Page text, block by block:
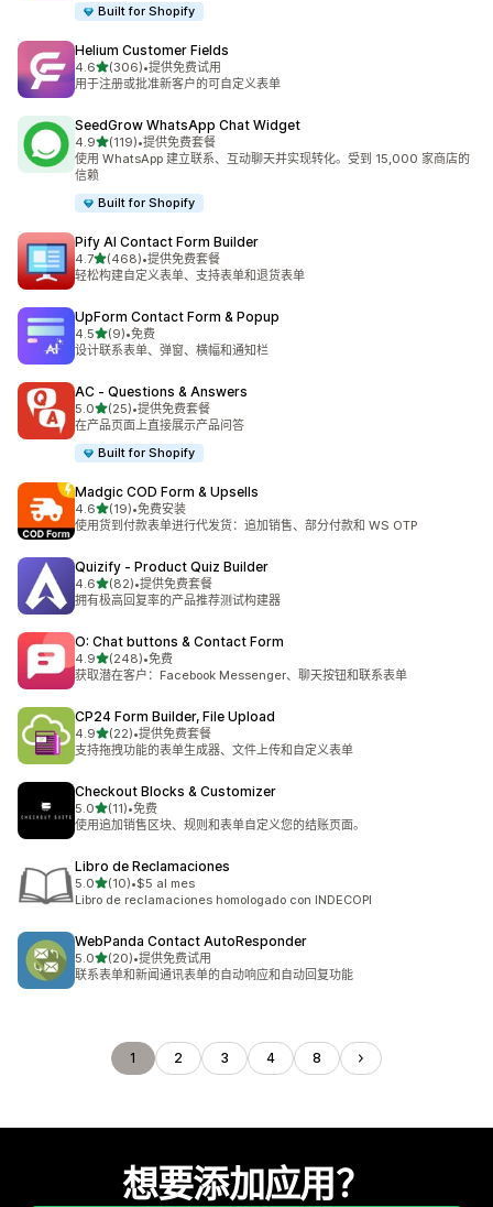
Built for Shopify
Helium Customer Fields
4.6星（满分 5 星）
(306)
总共 306 条评论
•提供免费试用
用于注册或批准新客户的可自定义表单
SeedGrow WhatsApp Chat Widget
4.9星（满分 5 星）
(119)
总共 119 条评论
•提供免费套餐
使用 WhatsApp 建立联系、互动聊天并实现转化。受到 15,000 家商店的
信赖
Built for Shopify
Pify AI Contact Form Builder
4.7星（满分 5 星）
(468)
总共 468 条评论
•提供免费套餐
轻松构建自定义表单、支持表单和退货表单
UpForm Contact Form & Popup
4.5星（满分 5 星）
(9)
总共 9 条评论
•免费
设计联系表单、弹窗、横幅和通知栏
AC ‑ Questions & Answers
5.0星（满分 5 星）
(25)
总共 25 条评论
•提供免费套餐
在产品页面上直接展示产品问答
Built for Shopify
Madgic COD Form & Upsells
4.6星（满分 5 星）
(19)
总共 19 条评论
•免费安装
使用货到付款表单进行代发货：追加销售、部分付款和 WS OTP
Quizify ‑ Product Quiz Builder
4.6星（满分 5 星）
(82)
总共 82 条评论
•提供免费套餐
拥有极高回复率的产品推荐测试构建器
O: Chat buttons & Contact Form
4.9星（满分 5 星）
(248)
总共 248 条评论
•免费
获取潜在客户：Facebook Messenger、聊天按钮和联系表单
CP24 Form Builder, File Upload
4.9星（满分 5 星）
(22)
总共 22 条评论
•提供免费套餐
支持拖拽功能的表单生成器、文件上传和自定义表单
Checkout Blocks & Customizer
5.0星（满分 5 星）
(11)
总共 11 条评论
•免费
使用追加销售区块、规则和表单自定义您的结账页面。
Libro de Reclamaciones
5.0星（满分 5 星）
(10)
总共 10 条评论
•$5 al mes
Libro de reclamaciones homologado con INDECOPI
WebPanda Contact AutoResponder
5.0星（满分 5 星）
(20)
总共 20 条评论
•提供免费试用
联系表单和新闻通讯表单的自动响应和自动回复功能
1 2 3 4 8
想要添加应用？